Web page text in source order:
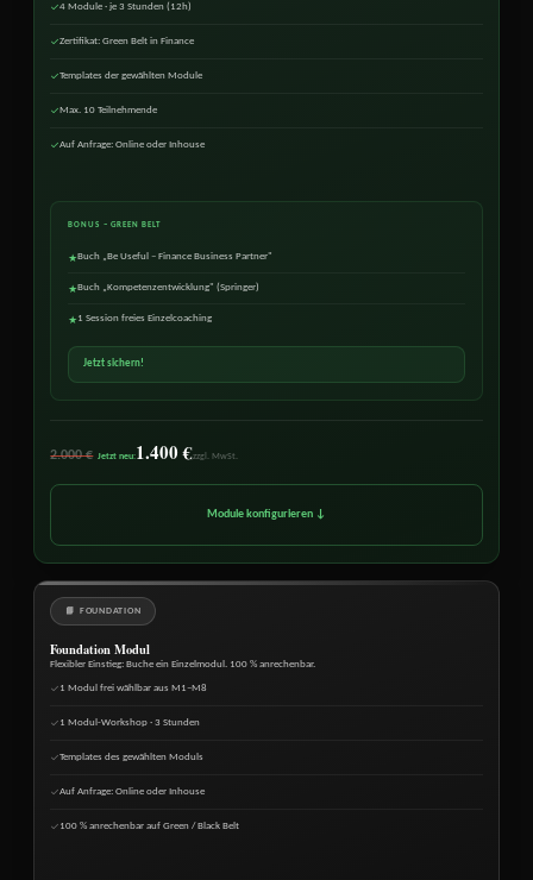
✓4 Module · je 3 Stunden (12h)
✓Zertifikat: Green Belt in Finance
✓Templates der gewählten Module
✓Max. 10 Teilnehmende
✓Auf Anfrage: Online oder Inhouse
BONUS – GREEN BELT
★Buch „Be Useful – Finance Business Partner"
★Buch „Kompetenzentwicklung" (Springer)
★ 1 Session freies Einzelcoaching
Jetzt sichern!
2.000 € Jetzt neu:1.400 €zzgl. MwSt.
Module konfigurieren ↓
📘 FOUNDATION
Foundation Modul
Flexibler Einstieg: Buche ein Einzelmodul. 100 % anrechenbar.
✓ 1 Modul frei wählbar aus M1–M8
✓ 1 Modul-Workshop · 3 Stunden
✓Templates des gewählten Moduls
✓Auf Anfrage: Online oder Inhouse
✓ 100 % anrechenbar auf Green / Black Belt